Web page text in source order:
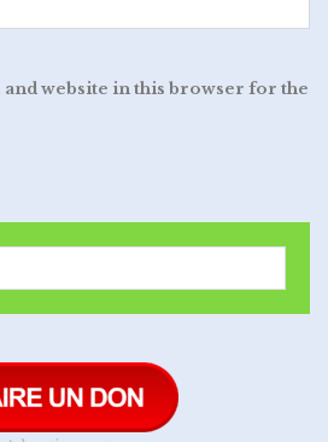
and website in this browser for the